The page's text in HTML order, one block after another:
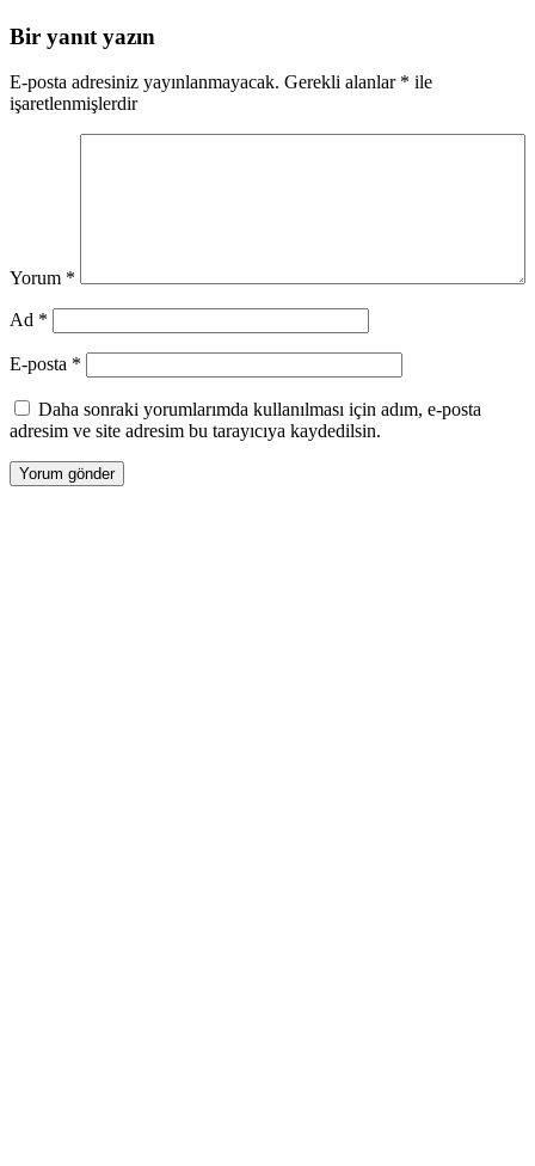
Bir yanıt yazın
E-posta adresiniz yayınlanmayacak. Gerekli alanlar * ile
işaretlenmişlerdir
Yorum *
Ad *
E-posta *
Daha sonraki yorumlarımda kullanılması için adım, e-posta
adresim ve site adresim bu tarayıcıya kaydedilsin.